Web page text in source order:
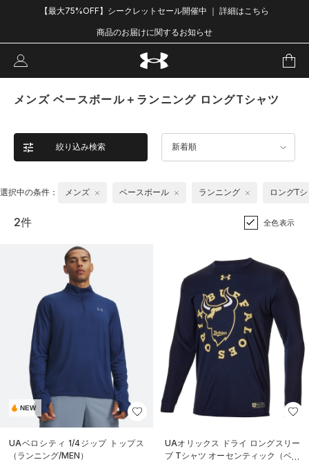
【最大75%OFF】シークレットセール開催中 ｜ 詳細はこちら
商品のお届けに関するお知らせ
メンズ ベースボール＋ランニング ロングTシャツ
絞り込み検索 新着順
選択中の条件： メンズ ベースボール ランニング ロングT
2件 全色表示
NEW
UAベロシティ 1/4ジップ トップス
（ランニング/MEN）
UAオリックス ドライ ロングスリー
ブ Tシャツ オーセンティック（ベー